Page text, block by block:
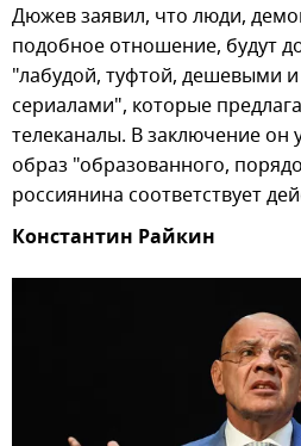
Дюжев заявил, что люди,
подобное отношение, будут
"лабудой, туфтой, дешевыми
сериалами", которые
телеканалы. В заключение он
образ "образованного,
россиянина соответствует
Константин Райкин